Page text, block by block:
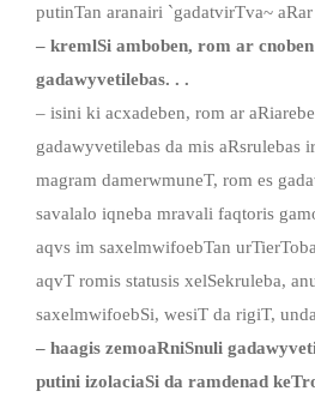
putinTan aranairi `gadatvirTva~
– kremlSi amboben, rom ar
gadawyvetilebas. . .
– isini ki acxadeben, rom ar
gadawyvetilebas da mis aRsrulebas
magram damerwmuneT, rom es
savalalo iqneba mravali faqtoris
aqvs im saxelmwifoebTan
aqvT romis statusis xelSekruleba,
saxelmwifoebSi, wesiT da rigiT,
– haagis zemoaRniSnuli
putini izolaciaSi da ramdenad